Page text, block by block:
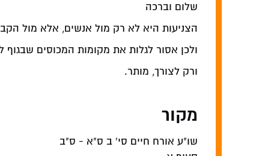
שלום וברכה
הצניעות היא לא רק מול אנשים, אלא מול
ולכן אסור לגלות את מקומות המכוסים
ורק לצורך, מותר.
מקור
שו"ע אורח חיים סי' ב ס"א - ס"ב